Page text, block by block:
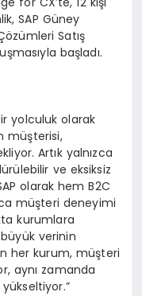
SAP Güney
Satış
başladı.
yolculuk olarak
müşterisi,
Artık yalnızca
ve eksiksiz
olarak hem B2C
müşteri deneyimi
kurumlara
verinin
her kurum, müşteri
aynı zamanda